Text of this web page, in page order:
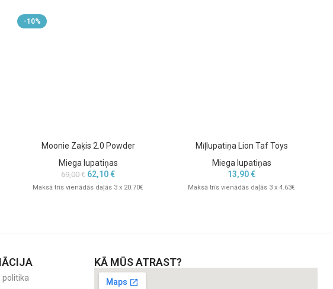
-10%
Moonie Zaķis 2.0 Powder
Miega lupatiņas
69,00€ 62,10€
Maksā trīs vienādās daļās 3 x 20.70€
Mīļlupatiņa Lion Taf Toys
Miega lupatiņas
13,90€
Maksā trīs vienādās daļās 3 x 4.63€
politika
KĀ MŪS ATRAST?